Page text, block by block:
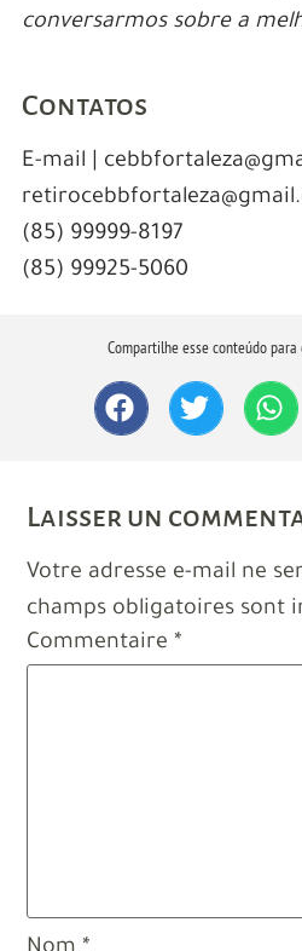
conversarmos sobre a
Contatos
E-mail |
(85) 99999-8197
(85) 99925-5060
Compartilhe esse conteúdo
Laisser un
Votre adresse e-mail ne
champs obligatoires sont
Commentaire *